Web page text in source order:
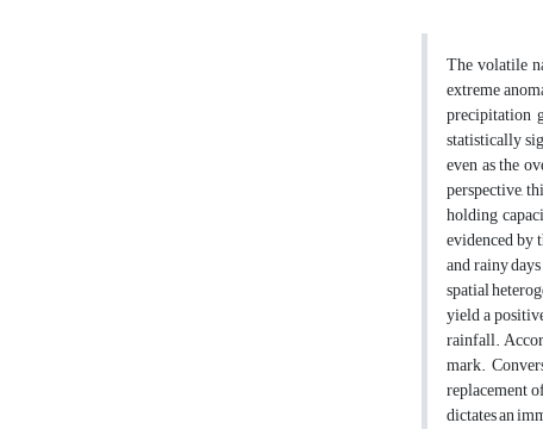
The volatile
extreme
precipitation
statistically
even as the
perspective,
holding
evidenced by
and rainy
spatial
yield a
rainfall.
mark.
replacement
dictates an